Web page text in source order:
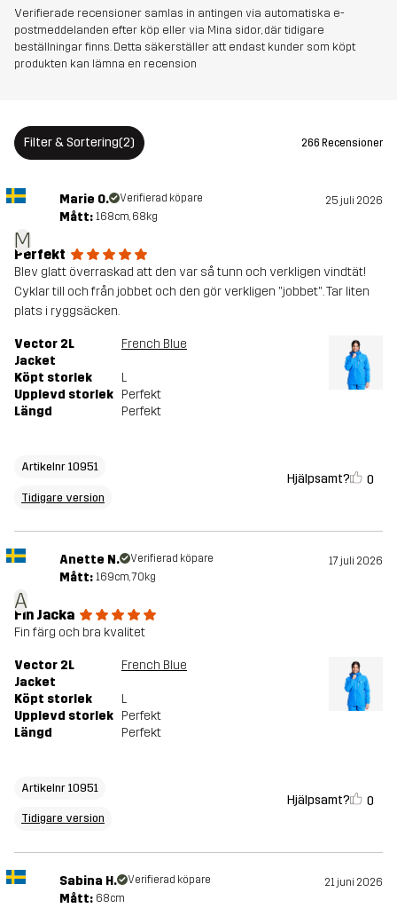
Verifierade recensioner samlas in antingen via automatiska e-
postmeddelanden efter köp eller via Mina sidor, där tidigare
beställningar finns. Detta säkerställer att endast kunder som köpt
produkten kan lämna en recension
Filter & Sortering(2) 266 Recensioner
M
Marie O. Verifierad köpare 25 juli 2026
Mått: 168cm, 68kg
Perfekt
Blev glatt överraskad att den var så tunn och verkligen vindtät!
Cyklar till och från jobbet och den gör verkligen "jobbet". Tar liten
plats i ryggsäcken.
Vector 2L
Jacket
French Blue
Köpt storlek
L
Upplevd storlek Perfekt
Längd
Perfekt
Artikelnr 10951
Tidigare version
Hjälpsamt? 0
A
Anette N. Verifierad köpare 17 juli 2026
Mått: 169cm, 70kg
Fin Jacka
Fin färg och bra kvalitet
Vector 2L
Jacket
French Blue
Köpt storlek
L
Upplevd storlek Perfekt
Längd
Perfekt
Artikelnr 10951
Tidigare version
Hjälpsamt? 0
Sabina H. Verifierad köpare 21 juni 2026
Mått: 68cm